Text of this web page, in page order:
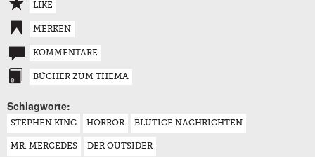
LIKE
MERKEN
KOMMENTARE
BÜCHER ZUM THEMA
Schlagworte:
STEPHEN KING HORROR BLUTIGE NACHRICHTEN
MR. MERCEDES DER OUTSIDER